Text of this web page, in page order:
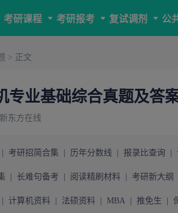
考研课程 考研报考 复试调剂 公
> 正文
专业基础综合真题及答
东方在线
考研招简合集 历年分数线 报录比查询
长难句备考 阅读精刷材料 考研新大纲
计算机资料 法硕资料 MBA 推免生